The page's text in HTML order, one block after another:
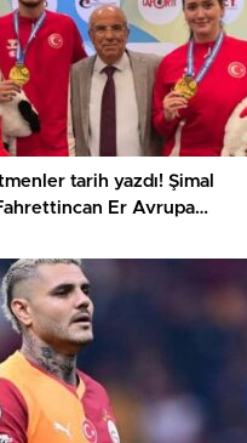
tarih yazdı! Şimal
Er Avrupa